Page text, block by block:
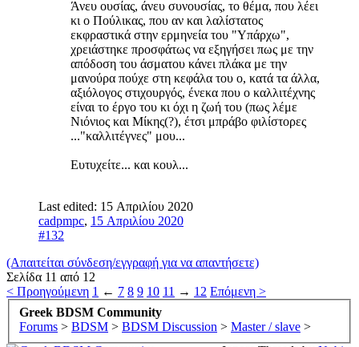
Άνευ ουσίας, άνευ συνουσίας, το θέμα, που λέει
κι ο Πούλικας, που αν και λαλίστατος
εκφραστικά στην ερμηνεία του "Υπάρχω",
χρειάστηκε προσφάτως να εξηγήσει πως με την
απόδοση του άσματου κάνει πλάκα με την
μανούρα πούχε στη κεφάλα του ο, κατά τα άλλα,
αξιόλογος στιχουργός, ένεκα που ο καλλιτέχνης
είναι το έργο του κι όχι η ζωή του (πως λέμε
Νιόνιος και Μίκης(?), έτσι μπράβο φιλίστορες
..."καλλιτέγνες" μου...
Ευτυχείτε... και κουλ...
Last edited: 15 Απριλίου 2020
cadpmpc, 15 Απριλίου 2020
#132
(Απαιτείται σύνδεση/εγγραφή για να απαντήσετε)
Σελίδα 11 από 12
< Προηγούμενη 1 ← 7 8 9 10 11 → 12 Επόμενη >
Greek BDSM Community
Forums > BDSM > BDSM Discussion > Master / slave >